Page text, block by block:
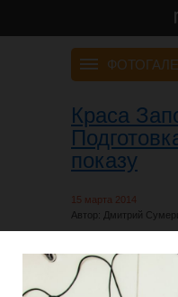
Краса
показу
15 марта 2014
Автор: Дмитрий